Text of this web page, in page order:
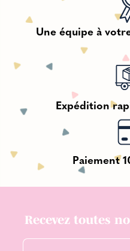
Une équipe à
Expédition
Paiement
Recevez toutes